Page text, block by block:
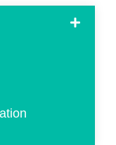
disponible et
pour un check-in